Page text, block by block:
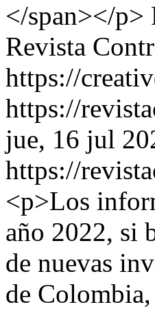
</span></p>
Revista
https://
https://
jue, 16 jul
https://
<p>Los
año 2022, si
de nuevas
de